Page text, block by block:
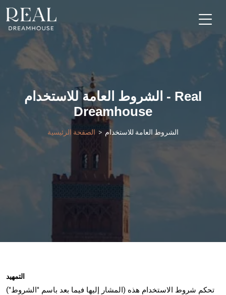
الشروط العامة للاستخدام - Real
Dreamhouse
الصفحة الرئيسية الشروط العامة للاستخدام
التمهيد
تحكم شروط الاستخدام هذه (المشار إليها فيما بعد باسم "الشروط")